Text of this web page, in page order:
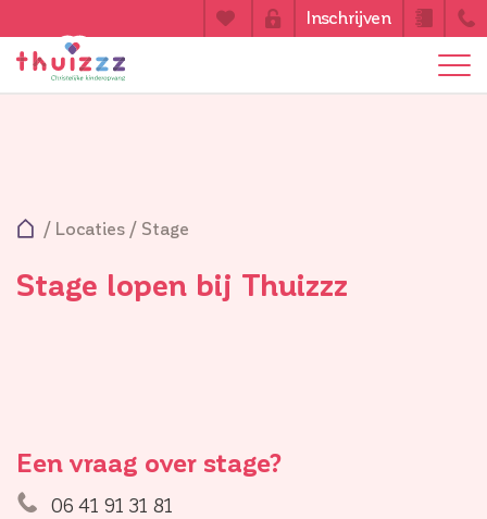
Inschrijven
/ Locaties / Stage
Stage lopen bij Thuizzz
Een vraag over stage?
06 41 91 31 81